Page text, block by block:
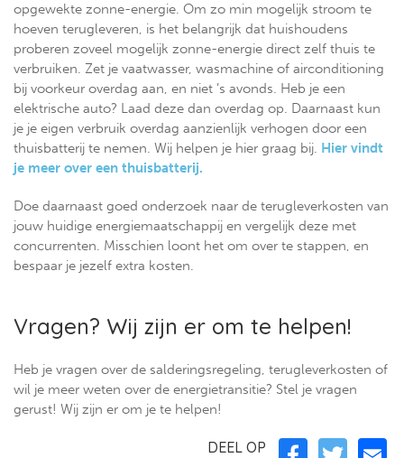
opgewekte zonne-energie. Om zo min mogelijk stroom te
hoeven terugleveren, is het belangrijk dat huishoudens
proberen zoveel mogelijk zonne-energie direct zelf thuis te
verbruiken. Zet je vaatwasser, wasmachine of airconditioning
bij voorkeur overdag aan, en niet ’s avonds. Heb je een
elektrische auto? Laad deze dan overdag op. Daarnaast kun
je je eigen verbruik overdag aanzienlijk verhogen door een
thuisbatterij te nemen. Wij helpen je hier graag bij. Hier vindt
je meer over een thuisbatterij.
Doe daarnaast goed onderzoek naar de terugleverkosten van
jouw huidige energiemaatschappij en vergelijk deze met
concurrenten. Misschien loont het om over te stappen, en
bespaar je jezelf extra kosten.
Vragen? Wij zijn er om te helpen!
Heb je vragen over de salderingsregeling, terugleverkosten of
wil je meer weten over de energietransitie? Stel je vragen
gerust! Wij zijn er om je te helpen!
DEEL OP